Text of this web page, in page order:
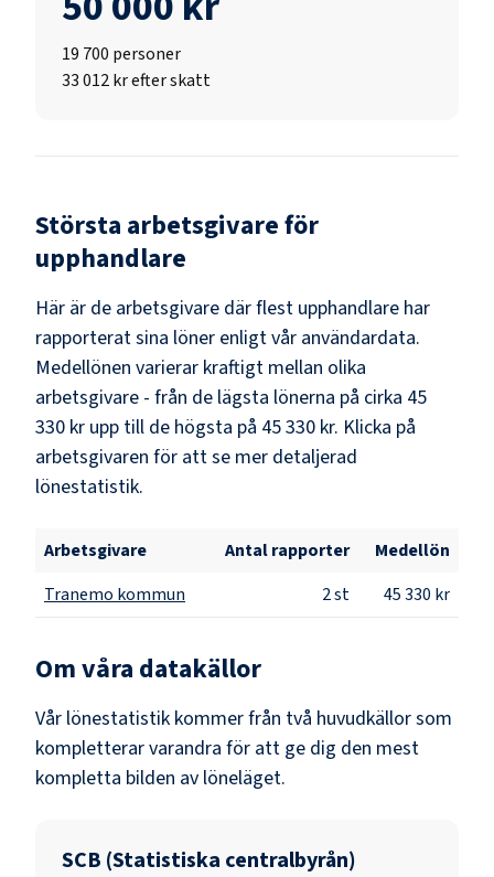
19 700 personer
33 012 kr efter skatt
Största arbetsgivare för
upphandlare
Här är de arbetsgivare där flest upphandlare har
rapporterat sina löner enligt vår användardata.
Medellönen varierar kraftigt mellan olika
arbetsgivare - från de lägsta lönerna på cirka 45
330 kr upp till de högsta på 45 330 kr. Klicka på
arbetsgivaren för att se mer detaljerad
lönestatistik.
Arbetsgivare Antal rapporter
Medellön
Tranemo kommun
2st 45 330 kr
Om våra datakällor
Vår lönestatistik kommer från två huvudkällor som
kompletterar varandra för att ge dig den mest
kompletta bilden av löneläget.
SCB (Statistiska centralbyrån)